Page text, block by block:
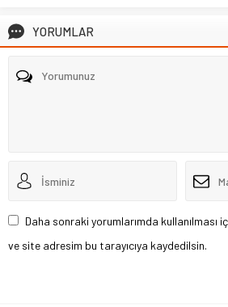
YORUMLAR
Daha sonraki yorumlarımda kullanılması
ve site adresim bu tarayıcıya kaydedilsin.